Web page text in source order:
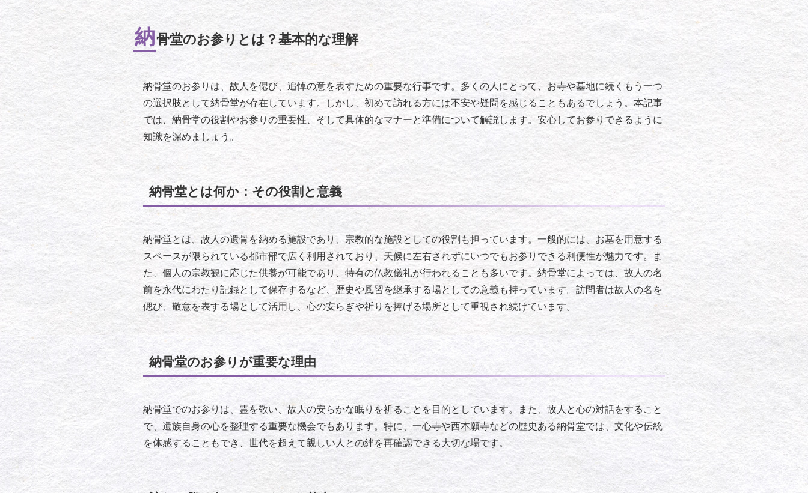
納骨堂のお参りとは？基本的な理解
納骨堂のお参りは、故人を偲び、追悼の意を表すための重要な行事です。多くの人にとって、お寺や墓地に続くもう一つ
の選択肢として納骨堂が存在しています。しかし、初めて訪れる方には不安や疑問を感じることもあるでしょう。本記事
では、納骨堂の役割やお参りの重要性、そして具体的なマナーと準備について解説します。安心してお参りできるように
知識を深めましょう。
納骨堂とは何か：その役割と意義
納骨堂とは、故人の遺骨を納める施設であり、宗教的な施設としての役割も担っています。一般的には、お墓を用意する
スペースが限られている都市部で広く利用されており、天候に左右されずにいつでもお参りできる利便性が魅力です。ま
た、個人の宗教観に応じた供養が可能であり、特有の仏教儀礼が行われることも多いです。納骨堂によっては、故人の名
前を永代にわたり記録として保存するなど、歴史や風習を継承する場としての意義も持っています。訪問者は故人の名を
偲び、敬意を表する場として活用し、心の安らぎや祈りを捧げる場所として重視され続けています。
納骨堂のお参りが重要な理由
納骨堂でのお参りは、霊を敬い、故人の安らかな眠りを祈ることを目的としています。また、故人と心の対話をすること
で、遺族自身の心を整理する重要な機会でもあります。特に、一心寺や西本願寺などの歴史ある納骨堂では、文化や伝統
を体感することもでき、世代を超えて親しい人との絆を再確認できる大切な場です。